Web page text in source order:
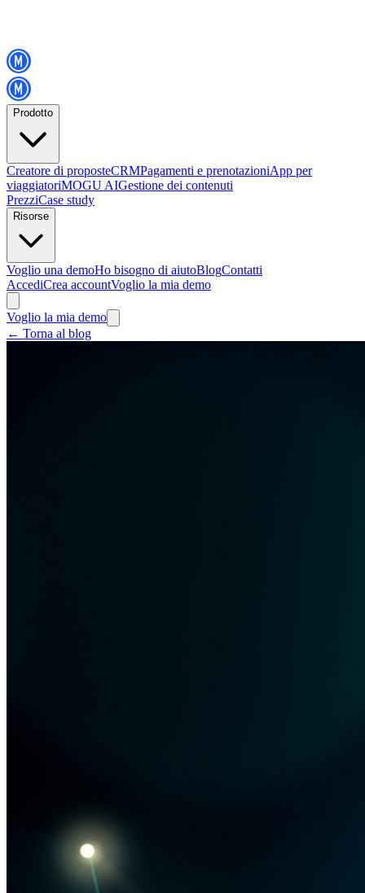
Prodotto
Creatore di proposteCRMPagamenti e prenotazioniApp per
viaggiatoriMOGU AIGestione dei contenuti
PrezziCase study
Risorse
Voglio una demoHo bisogno di aiutoBlogContatti
AccediCrea accountVoglio la mia demo
Voglio la mia demo
← Torna al blog